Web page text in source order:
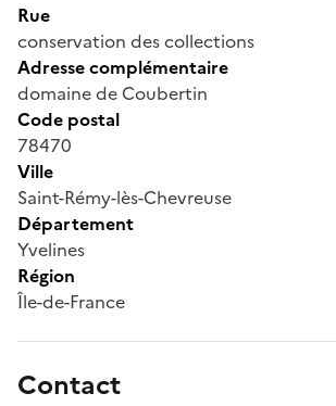
Rue
conservation des collections
Adresse complémentaire
domaine de Coubertin
Code postal
78470
Ville
Saint-Rémy-lès-Chevreuse
Département
Yvelines
Région
Île-de-France
Contact